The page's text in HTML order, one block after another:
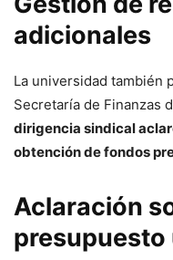
adicionales
La universidad también
Secretaría de Finanzas
dirigencia sindical
obtención de fondos
Aclaración